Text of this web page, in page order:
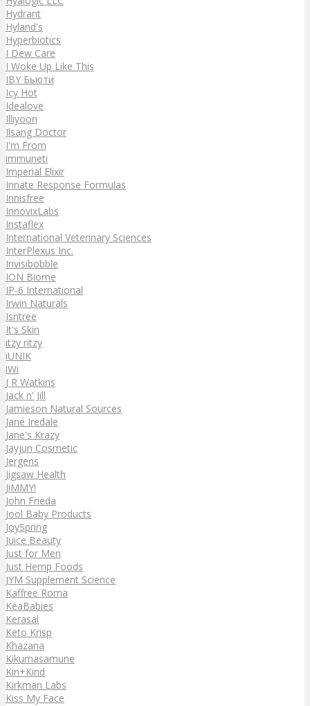
Hydrant
Hyland's
Hyperbiotics
I Dew Care
I Woke Up Like This
IBY Бьюти
Icy Hot
Idealove
Illiyoon
Ilsang Doctor
I'm From
immuneti
Imperial Elixir
Innate Response Formulas
Innisfree
InnovixLabs
Instaflex
International Veterinary Sciences
InterPlexus Inc.
Invisibobble
ION Biome
IP-6 International
Irwin Naturals
Isntree
It's Skin
itzy ritzy
iUNIK
iWi
J R Watkins
Jack n' Jill
Jamieson Natural Sources
Jane Iredale
Jane's Krazy
Jayjun Cosmetic
Jergens
Jigsaw Health
JiMMY!
John Frieda
Jool Baby Products
JoySpring
Juice Beauty
Just for Men
Just Hemp Foods
JYM Supplement Science
Kaffree Roma
KeaBabies
Kerasal
Keto Krisp
Khazana
Kikumasamune
Kin+Kind
Kirkman Labs
Kiss My Face